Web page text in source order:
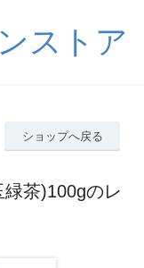
ストア
ショップへ戻る
茶)100gのレ